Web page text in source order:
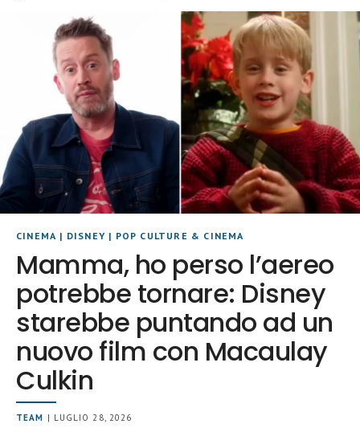
CINEMA | DISNEY | POP CULTURE & CINEMA
Mamma, ho perso l’aereo
potrebbe tornare: Disney
starebbe puntando ad un
nuovo film con Macaulay
Culkin
TEAM | LUGLIO 28, 2026